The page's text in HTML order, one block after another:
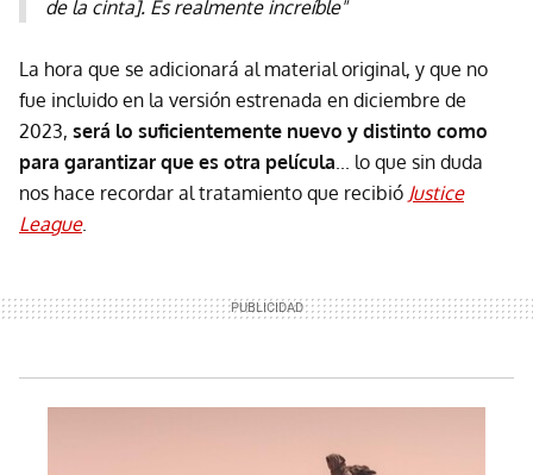
de la cinta]. Es realmente increíble"
La hora que se adicionará al material original, y que no
fue incluido en la versión estrenada en diciembre de
2023, será lo suficientemente nuevo y distinto como
para garantizar que es otra película... lo que sin duda
nos hace recordar al tratamiento que recibió Justice
League.